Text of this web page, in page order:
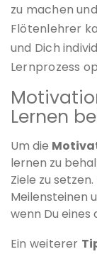
zu machen
Flötenlehrer
und Dich
Lernprozess
Lernen
Um die
lernen zu
Ziele zu
Meilensteinen
wenn Du eines
Ein weiterer